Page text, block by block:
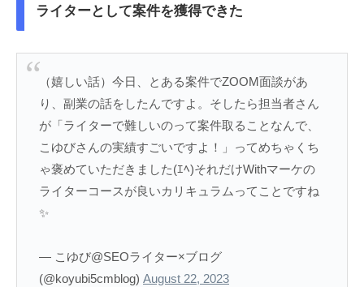
ライターとして案件を獲得できた
（嬉しい話）今日、とある案件でZOOM面談があ
り、副業の話をしたんですよ。そしたら担当者さん
が「ライターで難しいのって案件取ることなんで、
こゆびさんの実績すごいですよ！」ってめちゃくち
ゃ褒めていただきました(ｴﾍ)それだけWithマーケの
ライターコースが良いカリキュラムってことですね
✨
— こゆび@SEOライター×ブログ
(@koyubi5cmblog) August 22, 2023